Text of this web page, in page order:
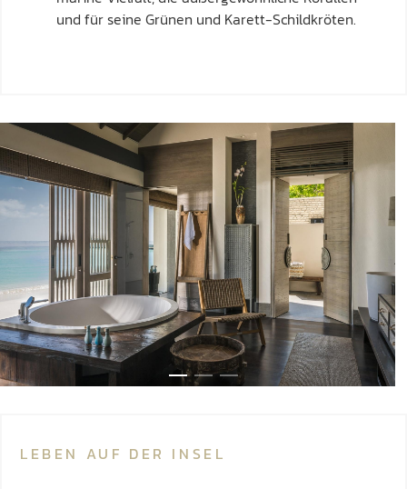
und für seine Grünen und Karett-Schildkröten.
LEBEN AUF DER INSEL